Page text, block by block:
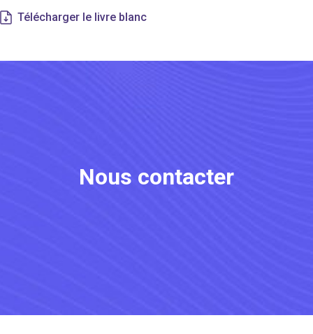
Télécharger le livre blanc
Nous contacter